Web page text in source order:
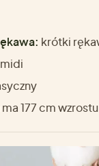
krótki
midi
177 cm